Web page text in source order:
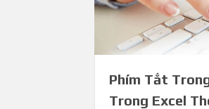
Phím Tắt
Trong Excel